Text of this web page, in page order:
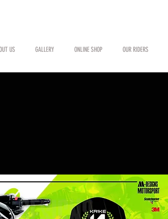
US GALLERY ONLINE SHOP OUR RIDERS